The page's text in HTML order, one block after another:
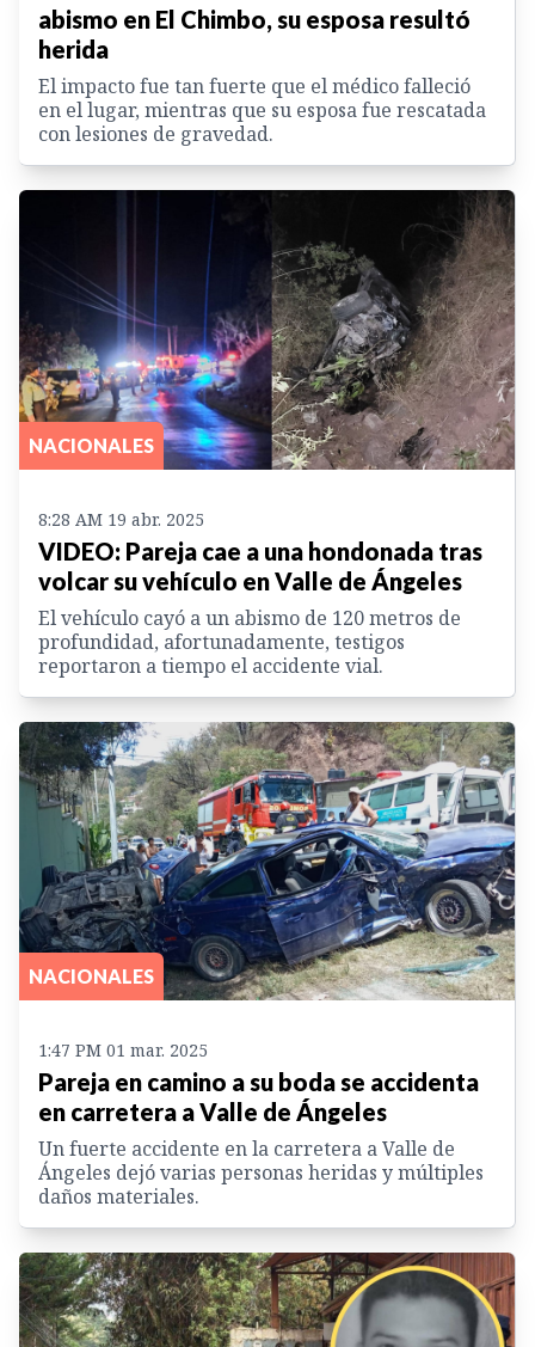
abismo en El Chimbo, su esposa resultó
herida
El impacto fue tan fuerte que el médico falleció
en el lugar, mientras que su esposa fue rescatada
con lesiones de gravedad.
NACIONALES
8:28 AM 19 abr. 2025
VIDEO: Pareja cae a una hondonada tras
volcar su vehículo en Valle de Ángeles
El vehículo cayó a un abismo de 120 metros de
profundidad, afortunadamente, testigos
reportaron a tiempo el accidente vial.
NACIONALES
1:47 PM 01 mar. 2025
Pareja en camino a su boda se accidenta
en carretera a Valle de Ángeles
Un fuerte accidente en la carretera a Valle de
Ángeles dejó varias personas heridas y múltiples
daños materiales.